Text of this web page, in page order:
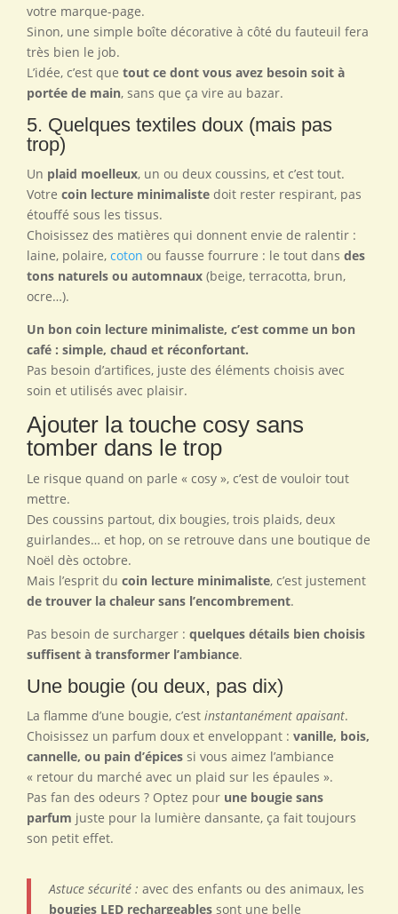
votre marque-page.
Sinon, une simple boîte décorative à côté du fauteuil fera
très bien le job.
L’idée, c’est que tout ce dont vous avez besoin soit à
portée de main, sans que ça vire au bazar.
5. Quelques textiles doux (mais pas
trop)
Un plaid moelleux, un ou deux coussins, et c’est tout.
Votre coin lecture minimaliste doit rester respirant, pas
étouffé sous les tissus.
Choisissez des matières qui donnent envie de ralentir :
laine, polaire, coton ou fausse fourrure : le tout dans des
tons naturels ou automnaux (beige, terracotta, brun,
ocre…).
Un bon coin lecture minimaliste, c’est comme un bon
café : simple, chaud et réconfortant.
Pas besoin d’artifices, juste des éléments choisis avec
soin et utilisés avec plaisir.
Ajouter la touche cosy sans
tomber dans le trop
Le risque quand on parle « cosy », c’est de vouloir tout
mettre.
Des coussins partout, dix bougies, trois plaids, deux
guirlandes… et hop, on se retrouve dans une boutique de
Noël dès octobre.
Mais l’esprit du coin lecture minimaliste, c’est justement
de trouver la chaleur sans l’encombrement.
Pas besoin de surcharger : quelques détails bien choisis
suffisent à transformer l’ambiance.
Une bougie (ou deux, pas dix)
La flamme d’une bougie, c’est instantanément apaisant.
Choisissez un parfum doux et enveloppant : vanille, bois,
cannelle, ou pain d’épices si vous aimez l’ambiance
« retour du marché avec un plaid sur les épaules ».
Pas fan des odeurs ? Optez pour une bougie sans
parfum juste pour la lumière dansante, ça fait toujours
son petit effet.
Astuce sécurité : avec des enfants ou des animaux, les
bougies LED rechargeables sont une belle